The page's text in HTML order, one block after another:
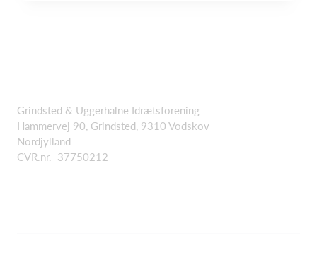
Grindsted & Uggerhalne Idrætsforening
Hammervej 90, Grindsted, 9310 Vodskov
Nordjylland
CVR.nr. 37750212